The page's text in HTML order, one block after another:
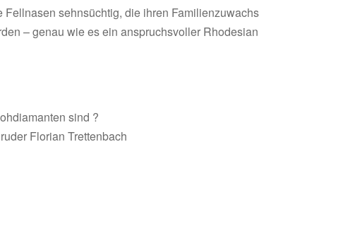
sehnsüchtig, die ihren Familienzuwachs
– genau wie es ein anspruchsvoller Rhodesian
sind ?
Florian Trettenbach